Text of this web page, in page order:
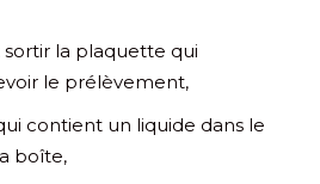
la plaquette qui
le prélèvement,
contient un liquide dans le
boîte,